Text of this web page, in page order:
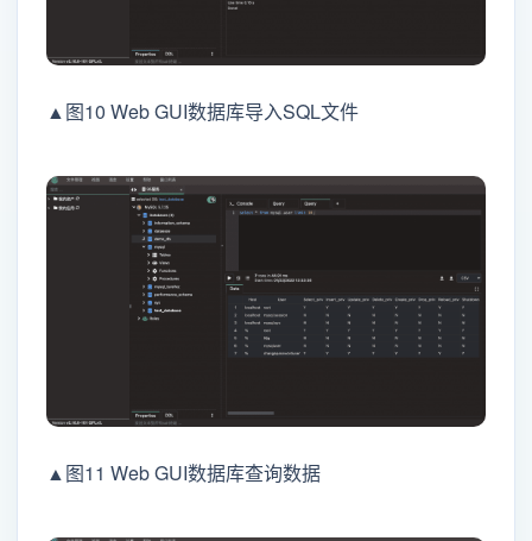
▲图10 Web GUI数据库导入SQL文件
▲图11 Web GUI数据库查询数据